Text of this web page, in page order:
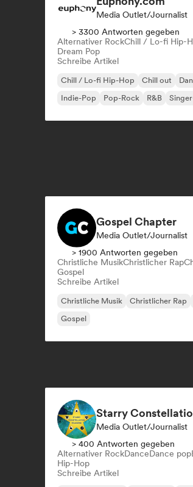
Media Outlet/Journalist
> 3300 Antworten gegeben
Alternativer RockChill / Lo-fi Hip-
Dream Pop
Schreibe Artikel
Chill / Lo-fi Hip-Hop Chill out
Indie-Pop
Pop-Rock R&B
Gospel Chapter
Media Outlet/Journalist
> 1900 Antworten gegeben
Christliche MusikChristlicher Rap
Gospel
Schreibe Artikel
Christliche Musik Christlicher Rap
Gospel
Starry
Media Outlet/Journalist
> 400 Antworten gegeben
Alternativer RockDanceDance pop
Hip-Hop
Schreibe Artikel